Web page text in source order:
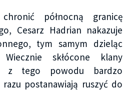
północną granicę
Cesarz Hadrian nakazuje
tym samym dzieląc
skłócone klany
z tego powodu bardzo
postanawiają ruszyć do